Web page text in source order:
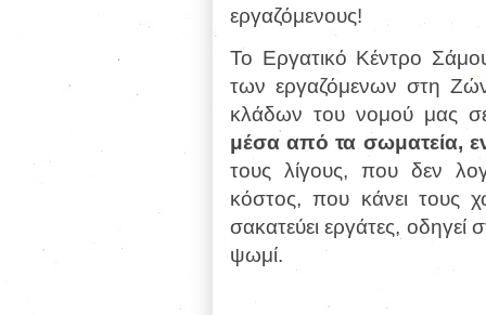
εργαζόμενους!
Το Εργατικό Κέντρο Σάμου
των εργαζόμενων στη
κλάδων του νομού μας
μέσα από τα σωματεία,
τους λίγους, που δεν
κόστος, που κάνει τους
σακατεύει εργάτες, οδηγεί
ψωμί.